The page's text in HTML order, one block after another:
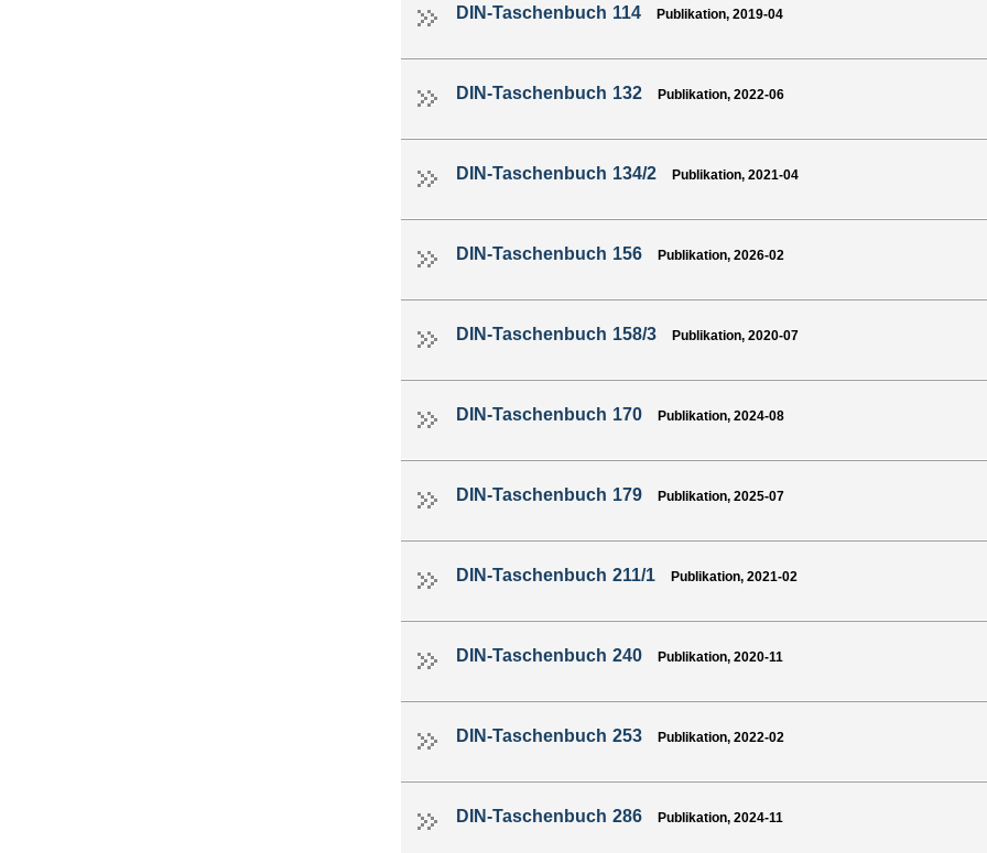
DIN-Taschenbuch 114 Publikation, 2019-04
DIN-Taschenbuch 132 Publikation, 2022-06
DIN-Taschenbuch 134/2 Publikation, 2021-04
DIN-Taschenbuch 156 Publikation, 2026-02
DIN-Taschenbuch 158/3 Publikation, 2020-07
DIN-Taschenbuch 170 Publikation, 2024-08
DIN-Taschenbuch 179 Publikation, 2025-07
DIN-Taschenbuch 211/1 Publikation, 2021-02
DIN-Taschenbuch 240 Publikation, 2020-11
DIN-Taschenbuch 253 Publikation, 2022-02
DIN-Taschenbuch 286 Publikation, 2024-11